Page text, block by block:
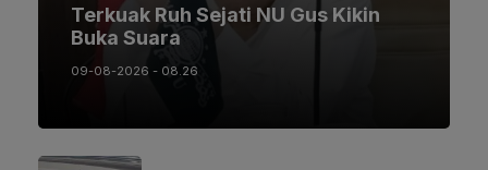
Terkuak Ruh Sejati NU Gus Kikin
Buka Suara
09-08-2026 - 08.26